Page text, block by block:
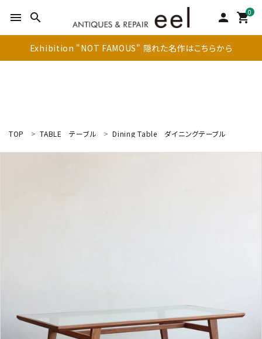
menu search person 0
shopping_cart
Exhibition "NOT FAMOUS" 隠れた名作はこちらから
ソファ
TOP TABLE テーブル Dining Table ダイニングテーブル